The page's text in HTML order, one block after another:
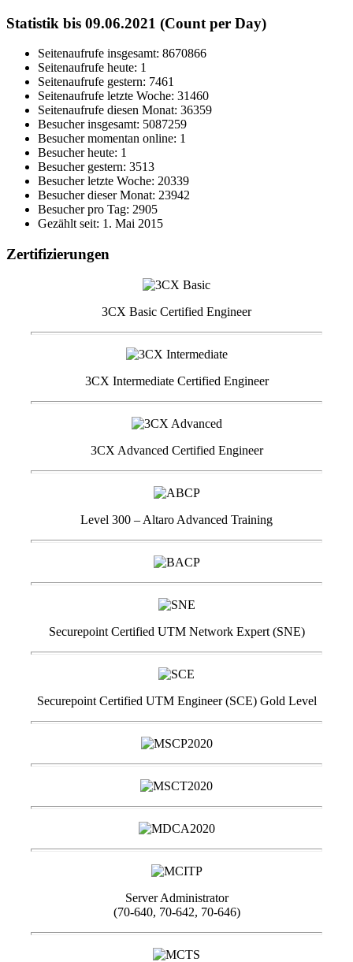
Statistik bis 09.06.2021 (Count per Day)
Seitenaufrufe insgesamt: 8670866
Seitenaufrufe heute: 1
Seitenaufrufe gestern: 7461
Seitenaufrufe letzte Woche: 31460
Seitenaufrufe diesen Monat: 36359
Besucher insgesamt: 5087259
Besucher momentan online: 1
Besucher heute: 1
Besucher gestern: 3513
Besucher letzte Woche: 20339
Besucher dieser Monat: 23942
Besucher pro Tag: 2905
Gezählt seit: 1. Mai 2015
Zertifizierungen
3CX Basic Certified Engineer
3CX Intermediate Certified Engineer
3CX Advanced Certified Engineer
Level 300 – Altaro Advanced Training
Securepoint Certified UTM Network Expert (SNE)
Securepoint Certified UTM Engineer (SCE) Gold Level
Server Administrator
(70-640, 70-642, 70-646)